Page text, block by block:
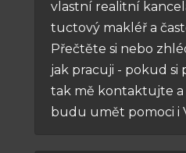
vlastní realitní
tuctový makléř a
Přečtěte si nebo
jak pracuji - pokud si
tak mě kontaktujte a
budu umět pomoci i